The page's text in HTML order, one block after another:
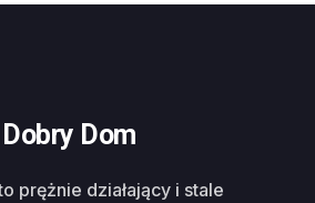
Dom
prężnie działający i stale